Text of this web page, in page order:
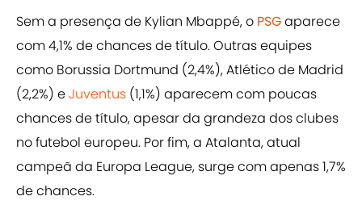
Sem a presença de Kylian Mbappé, o PSGaparece
com 4,1% de chances de título. Outras equipes
como Borussia Dortmund (2,4%), Atlético de Madrid
(2,2%) eJuventus (1,1%) aparecem com poucas
chances de título, apesar da grandeza dos clubes
no futebol europeu. Por fim, a Atalanta, atual
campeã da Europa League, surge com apenas 1,7%
de chances.